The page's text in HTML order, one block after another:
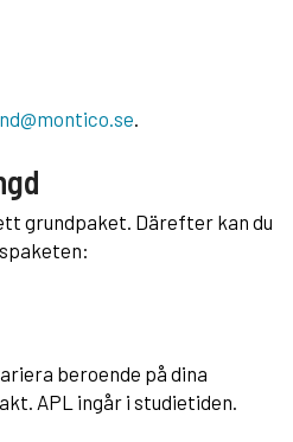
.
grundpaket. Därefter kan du
beroende på dina
APL ingår i studietiden.